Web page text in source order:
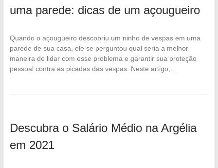
uma parede: dicas de um açougueiro
Quando o açougueiro descobriu um ninho de vespas em uma
parede de sua casa, ele se perguntou qual seria a melhor
maneira de lidar com esse problema e garantir sua proteção
pessoal contra as picadas das vespas. Neste artigo,…
Descubra o Salário Médio na Argélia
em 2021